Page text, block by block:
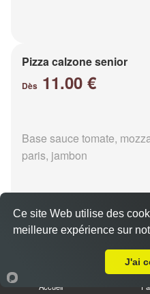
Pizza calzone senior
Dès 11.00 €
Base sauce tomate,
paris, jambon
Pizza 4 fromages senior
Accueil
Ce site Web utilise des
meilleure expérience sur
J'ai